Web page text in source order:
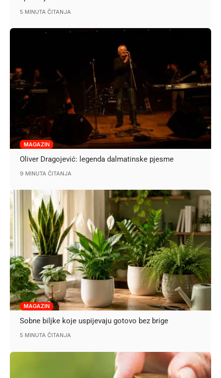
5 MINUTA ČITANJA
MAGAZIN
Oliver Dragojević: legenda dalmatinske pjesme
9 MINUTA ČITANJA
MAGAZIN
Sobne biljke koje uspijevaju gotovo bez brige
5 MINUTA ČITANJA